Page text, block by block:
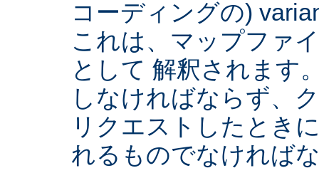
コーディングの)
これは、マップファ
として 解釈されます
しなければならず、
リクエストしたとき
れるものでなければ